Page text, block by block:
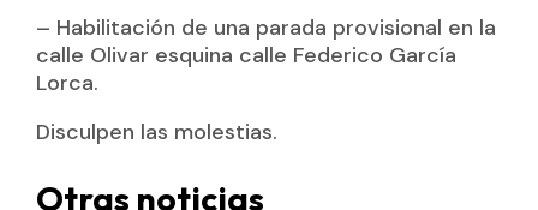
– Habilitación de una parada provisional en la
calle Olivar esquina calle Federico García
Lorca.
Disculpen las molestias.
Otras noticias